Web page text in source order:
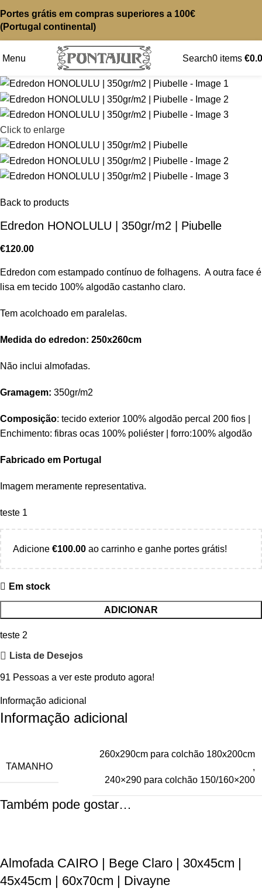
Portes grátis em compras superiores a 100€
(Portugal continental)
Menu Search0 items €
Click to enlarge
Back to products
Edredon HONOLULU | 350gr/m2 | Piubelle
€120.00
Edredon com estampado contínuo de folhagens. A outra face é
lisa em tecido 100% algodão castanho claro.
Tem acolchoado em paralelas.
Medida do edredon: 250x260cm
Não inclui almofadas.
Gramagem: 350gr/m2
Composição: tecido exterior 100% algodão percal 200 fios |
Enchimento: fibras ocas 100% poliéster | forro:100% algodão
Fabricado em Portugal
Imagem meramente representativa.
teste 1
Adicione €100.00 ao carrinho e ganhe portes grátis!
Em stock
ADICIONAR
teste 2
Lista de Desejos
91 Pessoas a ver este produto agora!
Informação adicional
Informação adicional
TAMANHO
260x290cm para colchão 180x200cm
,
240×290 para colchão 150/160×200
Também pode gostar…
Almofada CAIRO | Bege Claro | 30x45cm |
45x45cm | 60x70cm | Divayne